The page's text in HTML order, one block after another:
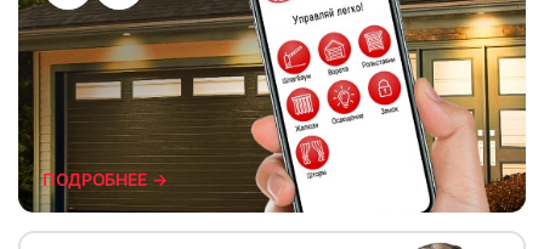
ПОДРОБНЕЕ →